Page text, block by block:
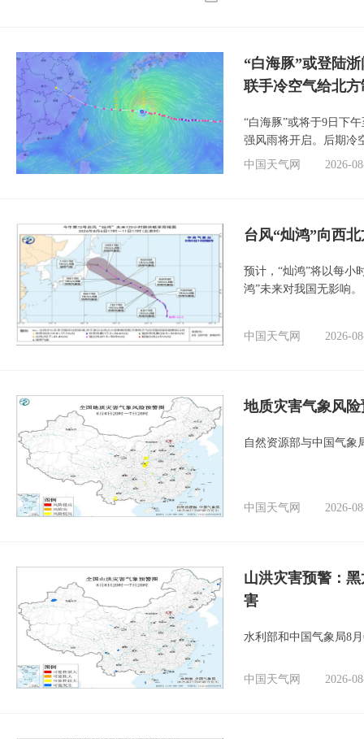
“白海豚”或登陆
联手冷空气给北
“白海豚”或将于9日下
强风雨将开启。后期冷
中国天气网
2026-
台风“灿鸿”向西
预计，“灿鸿”将以每小
鸿”未来对我国无影响。
中国天气网 2026-
地质灾害气象风
自然资源部与中国气象
中国天气网 2026-
山洪灾害预警：
害
水利部和中国气象局8
中国天气网 2026-